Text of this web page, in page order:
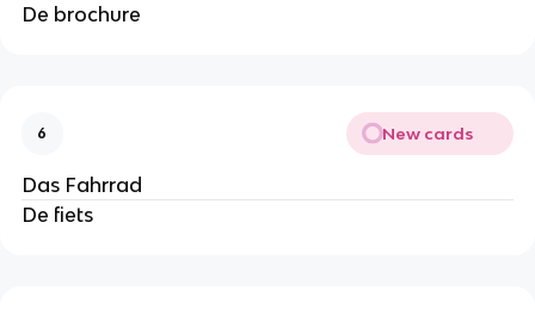
De brochure
6 New cards
Das Fahrrad
De fiets